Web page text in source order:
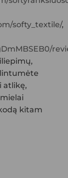
softy_textile/,
atlikę,
kitam